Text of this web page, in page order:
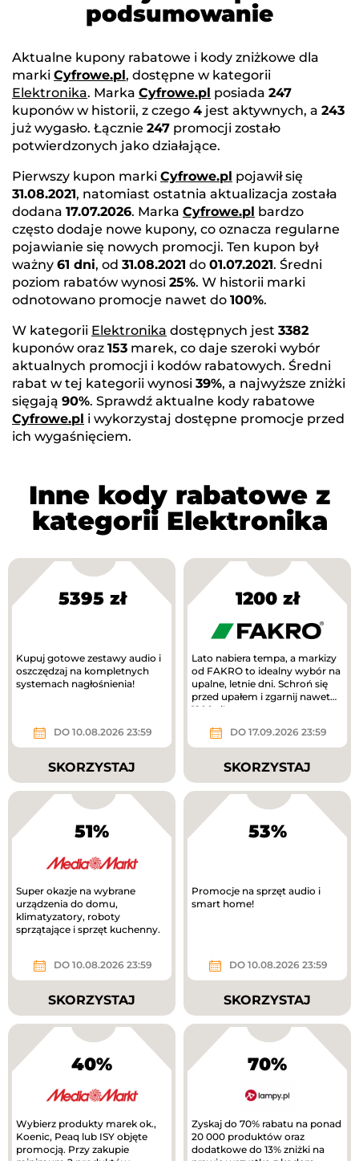
podsumowanie
Aktualne kupony rabatowe i kody zniżkowe dla
marki Cyfrowe.pl, dostępne w kategorii
Elektronika. Marka Cyfrowe.pl posiada 247
kuponów w historii, z czego 4 jest aktywnych, a 243
już wygasło. Łącznie 247 promocji zostało
potwierdzonych jako działające.
Pierwszy kupon marki Cyfrowe.pl pojawił się
31.08.2021, natomiast ostatnia aktualizacja została
dodana 17.07.2026. Marka Cyfrowe.pl bardzo
często dodaje nowe kupony, co oznacza regularne
pojawianie się nowych promocji. Ten kupon był
ważny 61 dni, od 31.08.2021 do 01.07.2021. Średni
poziom rabatów wynosi 25%. W historii marki
odnotowano promocje nawet do 100%.
W kategorii Elektronika dostępnych jest 3382
kuponów oraz 153 marek, co daje szeroki wybór
aktualnych promocji i kodów rabatowych. Średni
rabat w tej kategorii wynosi 39%, a najwyższe zniżki
sięgają 90%. Sprawdź aktualne kody rabatowe
Cyfrowe.pl i wykorzystaj dostępne promocje przed
ich wygaśnięciem.
Inne kody rabatowe z
kategorii Elektronika
5395 zł
Kupuj gotowe zestawy audio i
oszczędzaj na kompletnych
systemach nagłośnienia!
DO 10.08.2026 23:59
SKORZYSTAJ
1200 zł
Lato nabiera tempa, a markizy
od FAKRO to idealny wybór na
upalne, letnie dni. Schroń się
przed upałem i zgarnij nawet
1200 zł!
DO 17.09.2026 23:59
SKORZYSTAJ
51%
Super okazje na wybrane
urządzenia do domu,
klimatyzatory, roboty
sprzątające i sprzęt kuchenny.
DO 10.08.2026 23:59
SKORZYSTAJ
53%
Promocje na sprzęt audio i
smart home!
DO 10.08.2026 23:59
SKORZYSTAJ
40%
Wybierz produkty marek ok.,
Koenic, Peaq lub ISY objęte
promocją. Przy zakupie
70%
Zyskaj do 70% rabatu na ponad
20 000 produktów oraz
dodatkowe do 13% zniżki na